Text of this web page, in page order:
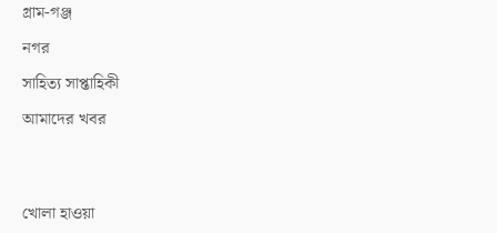
গ্রাম-গঞ্জ
নগর
সাহিত্য সাপ্তাহিকী
আমাদের খবর
খোলা হাওয়া